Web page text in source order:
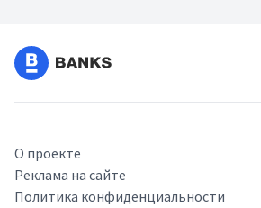
О проекте
Реклама на сайте
Политика конфиденциальности